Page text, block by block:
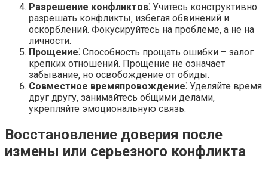
Разрешение конфликтов⁚ Учитесь конструктивно
разрешать конфликты‚ избегая обвинений и
оскорблений. Фокусируйтесь на проблеме‚ а не на
личности.
Прощение⁚ Способность прощать ошибки – залог
крепких отношений. Прощение не означает
забывание‚ но освобождение от обиды.
Совместное времяпровождение⁚ Уделяйте время
друг другу‚ занимайтесь общими делами‚
укрепляйте эмоциональную связь.
Восстановление доверия после
измены или серьезного конфликта